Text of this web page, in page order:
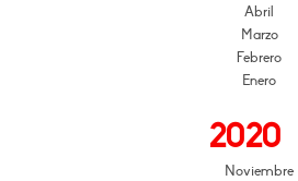
Abril
Marzo
Febrero
Enero
2020
Noviembre